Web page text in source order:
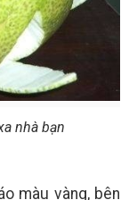
nhà bạn
màu vàng, bên